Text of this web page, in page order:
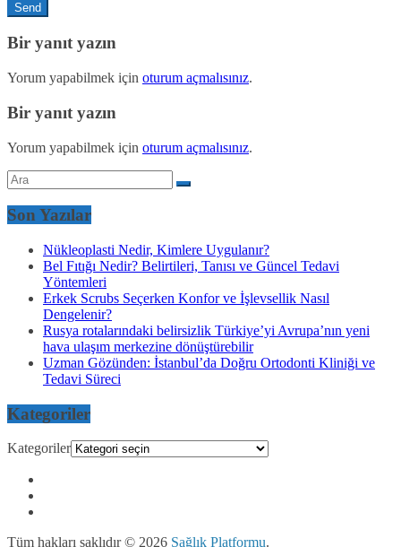
Bir yanıt yazın
Yorum yapabilmek için oturum açmalısınız.
Bir yanıt yazın
Yorum yapabilmek için oturum açmalısınız.
Son Yazılar
Nükleoplasti Nedir, Kimlere Uygulanır?
Bel Fıtığı Nedir? Belirtileri, Tanısı ve Güncel Tedavi
Yöntemleri
Erkek Scrubs Seçerken Konfor ve İşlevsellik Nasıl
Dengelenir?
Rusya rotalarındaki belirsizlik Türkiye’yi Avrupa’nın yeni
hava ulaşım merkezine dönüştürebilir
Uzman Gözünden: İstanbul’da Doğru Ortodonti Kliniği ve
Tedavi Süreci
Kategoriler
Kategoriler
Tüm hakları saklıdır © 2026 Sağlık Platformu.